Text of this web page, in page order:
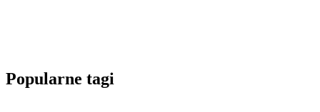
Popularne tagi